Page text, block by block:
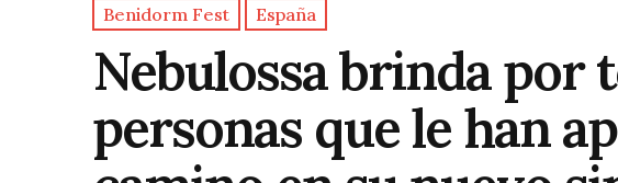
Benidorm Fest España
Nebulossa brinda por
personas que le han